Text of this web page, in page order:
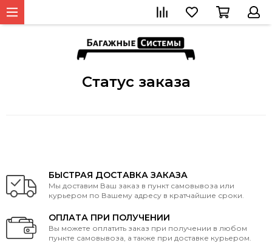
Статус заказа
БЫСТРАЯ ДОСТАВКА ЗАКАЗА
Мы доставим Ваш заказ в пункт самовывоза или
курьером по Вашему адресу в кратчайшие сроки.
ОПЛАТА ПРИ ПОЛУЧЕНИИ
Вы можете оплатить заказ при получении в любом
пункте самовывоза, а также при доставке курьером.